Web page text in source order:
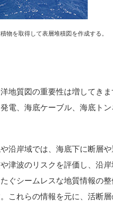
物を取得して表層堆積図を作成する。
質図の重要性は増してき
電、海底ケーブル、海底ト
岸域では、海底下に断層
津波のリスクを評価し、沿
ぐシームレスな地質情報の
これらの情報を元に、活断